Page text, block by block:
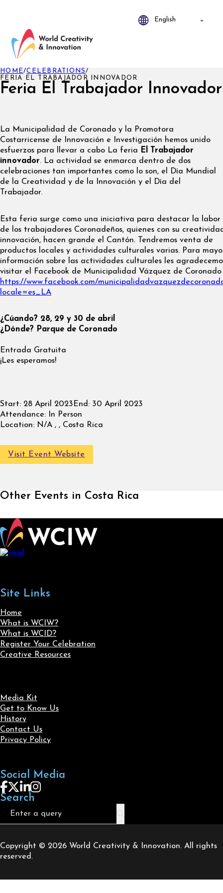
Feria El Trabajador Innovador
HOME/CELEBRATIONS/
FERIA EL TRABAJADOR INNOVADOR
La Municipalidad de Coronado y la Promotora
Costarricense de Innovación e Investigación hemos unido
esfuerzos para llevar a cabo La feria
El Trabajador
innovador. La actividad se enmarca dentro de dos
celebraciones tan importantes como lo son, el Día Mundial
de la Creatividad y de la Innovación y el Día del
Trabajador.
Esta feria surge como una iniciativa para destacar la labor
de los trabajadores Coronadeños, quienes con su
innovación, hacen grande el Cantón. Tendremos venta de
productos locales y actividades culturales varias. Para
información sobre las actividades culturales les
visitar el Facebook de Municipalidad Vázquez de Coronado
https://www.facebook.com/
locale=es_LA
¿Cúando? 28, 29 y 30 de abril
¿Dónde? Parque de Coronado
Entrada Gratuita
¡Les esperamos!
Start: 28 April 2023 End: 30 April 2023
Attendance: In Person
Location: N/A , , Costa Rica
Visit Event Website
Other Events in Costa Rica
Site Links
Home
What is WCIW?
What is WCID?
Register Your Celebration
Creative Resources
Media Kit
Get to Know Us
History
Contact Us
Privacy Policy
Social Media
Follow us on Facebook
Follow us on X
Follow us on LinkedIn
Follow us on Instagram
Search
Search
Copyright © 2026 World Creativity & Innovation. All rights
reserved.